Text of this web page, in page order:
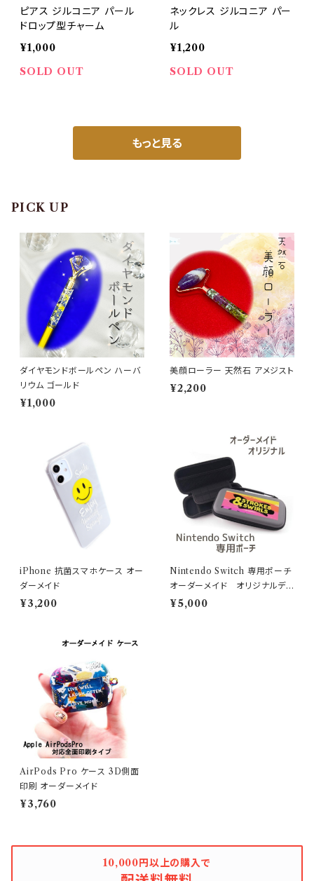
ピアス ジルコニア パール
ドロップ型チャーム
¥1,000
SOLD OUT
ネックレス ジルコニア パー
ル
¥1,200
SOLD OUT
もっと見る
PICK UP
ダイヤモンドボールペン ハーバ
リウム ゴールド
¥1,000
美顔ローラー 天然石 アメジスト
¥2,200
iPhone 抗菌スマホケース オー
ダーメイド
¥3,200
Nintendo Switch 専用ポーチ
オーダーメイド オリジナルデ
ザイン
¥5,000
AirPods Pro ケース 3D側面
印刷 オーダーメイド
¥3,760
10,000円以上の購入で